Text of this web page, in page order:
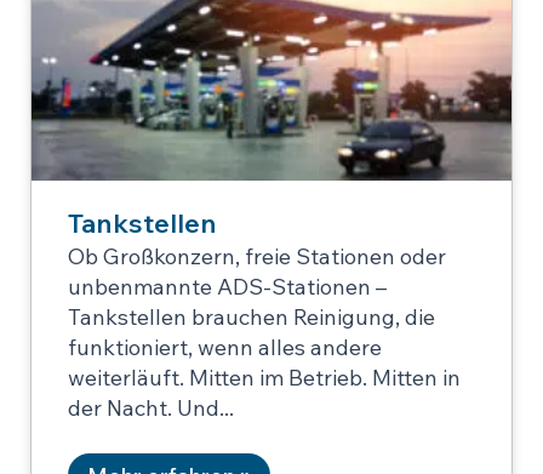
Tankstellen
Ob Großkonzern, freie Stationen oder
unbenmannte ADS-Stationen –
Tankstellen brauchen Reinigung, die
funktioniert, wenn alles andere
weiterläuft. Mitten im Betrieb. Mitten in
der Nacht. Und